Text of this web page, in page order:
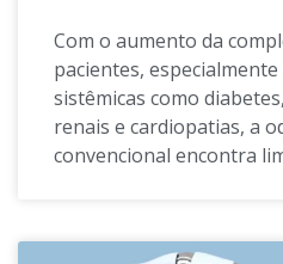
Com o aumento da
pacientes,
sistêmicas como
renais e cardiopatias, a
convencional encontra